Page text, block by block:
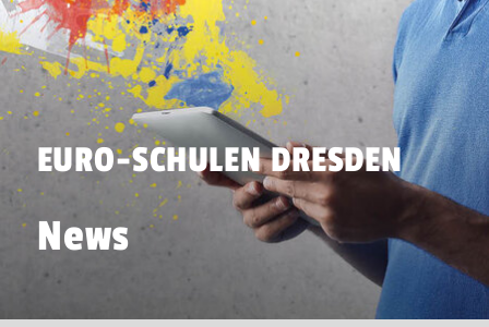
EURO-SCHULEN DRESDEN
News